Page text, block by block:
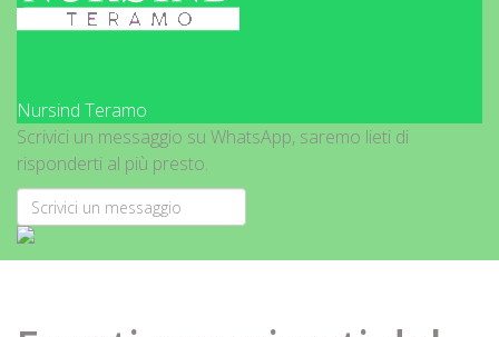
Nursind Teramo
Scrivici un messaggio su WhatsApp, saremo lieti di
risponderti al più presto.